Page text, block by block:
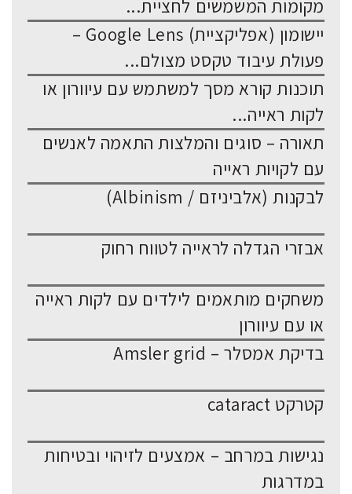
מקומות המשמשים לחציית...
יישומון (אפליקציית) Google Lens –
פעולת עיבוד טקסט מצולם...
תוכנות קורא מסך למשתמש עם עיוורון או
לקות ראייה...
תאורה – סוגים והמלצות התאמה לאנשים
עם לקויות ראייה
לבקנות (אלביניזם / Albinism)
אבזרי הגדלה לראייה לטווח רחוק
משחקים מותאמים לילדים עם לקות ראייה
או עם עיוורון
בדיקת אמסלר – Amsler grid
קטרקט cataract
נגישות במרחב – אמצעים לזיהוי ובטיחות
במדרגות